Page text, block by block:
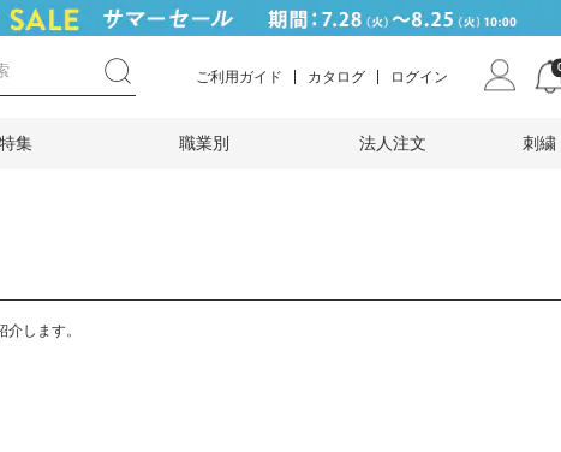
ご利用ガイド カタログ ログイン
特集 職業別 法人注文 刺繍
します。